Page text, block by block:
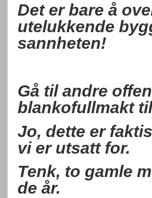
Det er bare å
utelukkende
sannheten!
Gå til andre
blankofullmakt
Jo, dette er
vi er utsatt for.
Tenk, to gamle
de år.